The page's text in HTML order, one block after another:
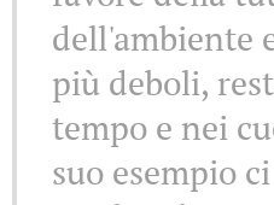
dell'ambiente
più deboli,
tempo e nei
suo esempio